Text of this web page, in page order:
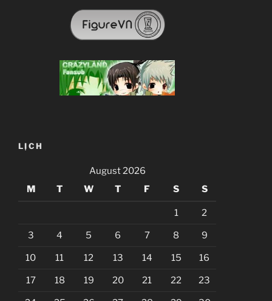
LỊCH
August 2026
M
T W T F S S
1 2
3 4 5 6 7 8 9
10 11 12 13 14 15 16
17 18 19 20 21 22 23